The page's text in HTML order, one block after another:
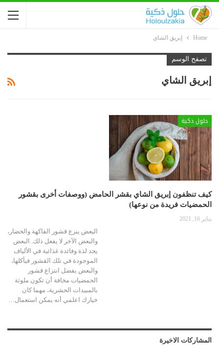
Home إبريق الشاي
تصفح الوسم
إبريق الشاي
حلول ذكية
كيف تنظفون إبريق الشاي بقشر الحامض (ووصفات أخرى بقشور
الحمضيات فريدة من نوعها)
يناير 16, 2021
البعض ينزع قشور الفاكهة والخضار،
والبعض الآخر لا يفعل ذلك. البعض
يجد لذة وفائدة غذائية في الألياف
الموجودة في تلك القشور فيأكلها،
والبعض يفضل انتزاع قشور
الحمضيات مخافة أن تكون ملوثة
بالمبيدات الحشرية، مهما كان
خيارك اعلمي أنه يمكن استعمال…
المشاركات الاخيرة